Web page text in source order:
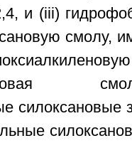
и (iii)
смолу,